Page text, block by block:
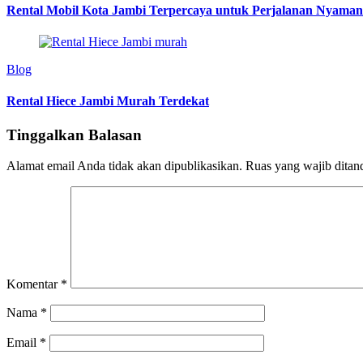
Rental Mobil Kota Jambi Terpercaya untuk Perjalanan Nyaman
Blog
Rental Hiece Jambi Murah Terdekat
Tinggalkan Balasan
Alamat email Anda tidak akan dipublikasikan. Ruas yang wajib
Komentar *
Nama *
Email *